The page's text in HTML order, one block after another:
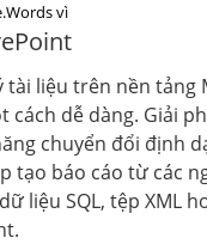
vì
tài liệu trên nền tảng
cách dễ dàng. Giải
chuyển đổi định
tạo báo cáo từ các
liệu SQL, tệp XML